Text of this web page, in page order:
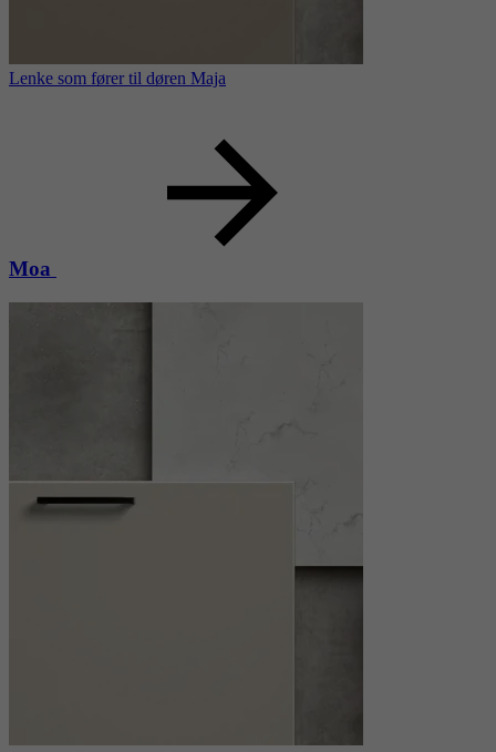
Lenke som fører til døren Maja
Moa